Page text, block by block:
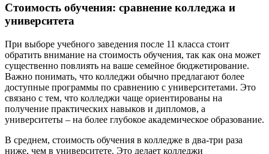
Стоимость обучения: сравнение колледжа и
университета
При выборе учебного заведения после 11 класса стоит
обратить внимание на стоимость обучения, так как она может
существенно повлиять на ваше семейное бюджетирование.
Важно понимать, что колледжи обычно предлагают более
доступные программы по сравнению с университетами. Это
связано с тем, что колледжи чаще ориентированы на
получение практических навыков и дипломов, а
университеты – на более глубокое академическое образование.
В среднем, стоимость обучения в колледже в два-три раза
ниже, чем в университете. Это делает колледжи